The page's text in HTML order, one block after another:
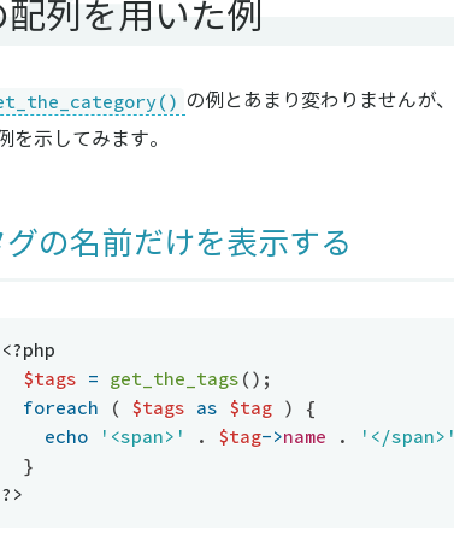
配列を用いた例
の例とあまり変わりませんが、
を示してみます。
グの名前だけを表示する
<?php
$tags = get_the_tags ( ) ;
foreach
( $tags as $tag )
{
echo
'<span>' . $tag->name . '</span>'
}
?>